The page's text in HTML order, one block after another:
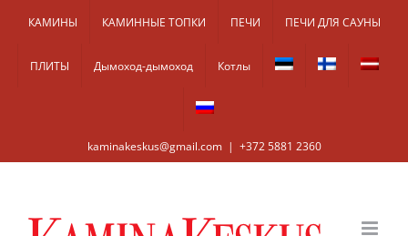
Skip
content
КАМИНЫ КАМИННЫЕ ТОПКИ ПЕЧИ ПЕЧИ ДЛЯ САУНЫ
ПЛИТЫ Дымоход-дымоход Котлы
kaminakeskus@gmail.com | +372 5881 2360